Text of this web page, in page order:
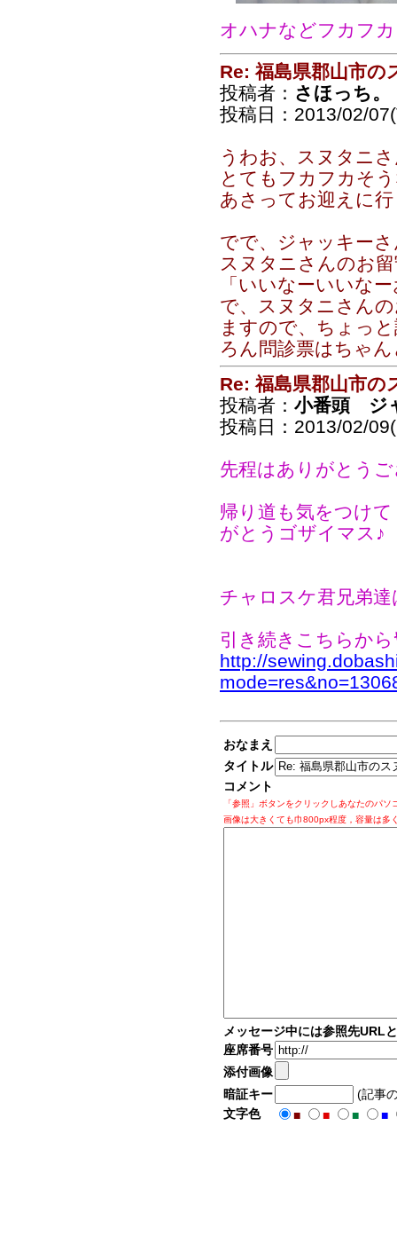
オハナなどフカフ
Re: 福島県郡山市の
投稿者： さほっち。
投稿日：2013/02/
うわお、スヌタニ
とてもフカフカそ
あさってお迎えに
でで、ジャッキー
スヌタニさんのお
「いいなーいいな
で、スヌタニさん
ますので、ちょっ
ろん問診票はちゃ
Re: 福島県郡山市の
投稿者： 小番頭 ジ
投稿日：2013/02/
先程はありがとう
帰り道も気をつけ
がとうゴザイマス♪
チャロスケ君兄弟
引き続きこちらか
http://
おなまえ
タイトル
コメント
「参照」ボタンをクリックしあなたのパ
画像は大きくても巾800px程度，容量は多
メッセージ中には参照先URL
座席番号
添付画像
暗証キー
(記事
文字色
■ ■ ■ ■